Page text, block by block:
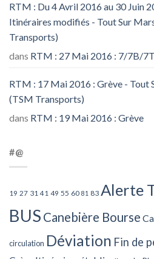
RTM : Du 4 Avril 2016 au 30 Juin
Itinéraires modifiés - Tout Sur
Transports)
dans RTM : 27 Mai 2016 : 7/7B/
RTM : 17 Mai 2016 : Grève - Tout
(TSM Transports)
dans RTM : 19 Mai 2016 : Grève
#@
19 27 31 41 49 55 60 81 83 Alerte
BUS Canebière Bourse
circulation Déviation Fin de